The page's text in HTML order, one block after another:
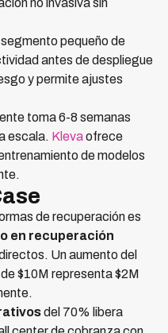
no invasiva sin
pequeño de
antes de despliegue
y permite ajustes
toma 6-8 semanas
escala. Klevaofrece
de modelos
de recuperación es
en recuperación
Un aumento del
$10M representa $2M
del 70% libera